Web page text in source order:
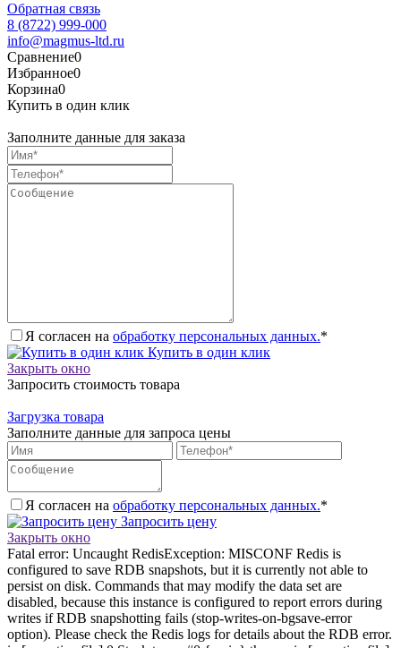
Обратная связь
8 (8722) 999-000
info@magmus-ltd.ru
Сравнение0
Избранное0
Корзина0
Купить в один клик
Заполните данные для заказа
Я согласен на обработку персональных данных.*
Купить в один клик
Закрыть окно
Запросить стоимость товара
Загрузка товара
Заполните данные для запроса цены
Я согласен на обработку персональных данных.*
Запросить цену
Закрыть окно
Fatal error: Uncaught RedisException: MISCONF Redis is
configured to save RDB snapshots, but it is currently not able to
persist on disk. Commands that may modify the data set are
disabled, because this instance is configured to report errors during
writes if RDB snapshotting fails (stop-writes-on-bgsave-error
option). Please check the Redis logs for details about the RDB error.